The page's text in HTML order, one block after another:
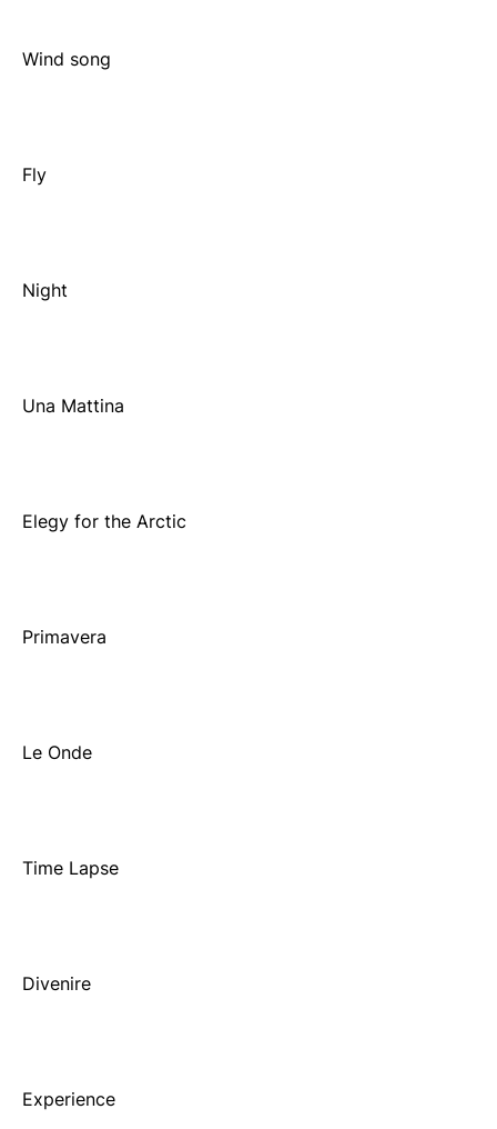
Wind song
Fly
Night
Una Mattina
Elegy for the Arctic
Primavera
Le Onde
Time Lapse
Divenire
Experience